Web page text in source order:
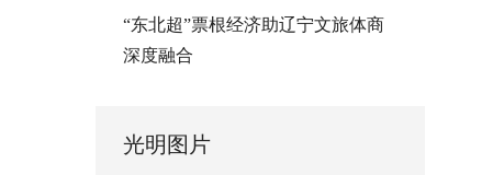
“东北超”票根经济助辽宁文旅体商
深度融合
光明图片